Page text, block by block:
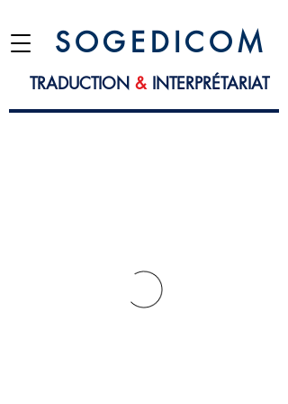
S O G E D I C O M
TRADUCTION &INTERPRÉTARIAT